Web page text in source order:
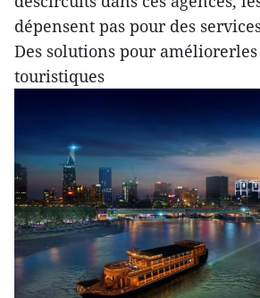
dépensent pas pour des
Des solutions pour
touristiques